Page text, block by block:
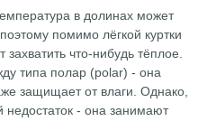
в долинах может
помимо лёгкой куртки
что-нибудь тёплое.
типа полар (polar) - она
защищает от влаги. Однако,
недостаток - она занимают